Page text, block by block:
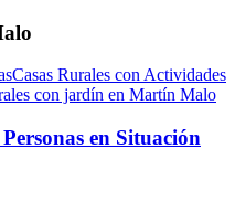
Casas Rurales con Actividades
con jardín en Martín Malo
en Situación